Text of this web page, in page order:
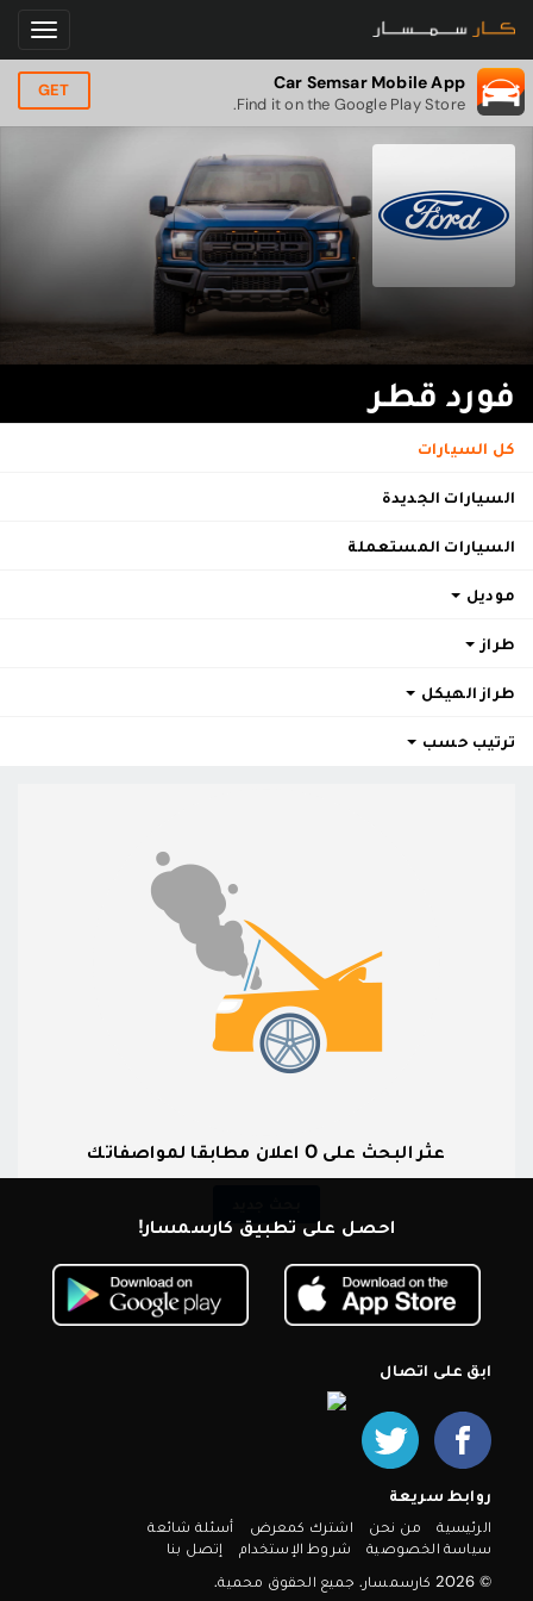
Car Semsar Mobile App
Find it on the Google Play Store.
GET
فورد قطر
كل السيارات
السيارات الجديدة
السيارات المستعملة
موديل
طراز
طراز الهيكل
ترتيب حسب
عثر البحث على 0 اعلان مطابقا لمواصفاتك
احصل على تطبيق كارسمسار!
ابق على اتصال
روابط سريعة
الرئيسية من نحن اشترك كمعرض
أسئلة شائعة
سياسة الخصوصية
شروط الإستخدام
إتصل بنا
© 2026 كارسمسار. جميع الحقوق محمية.